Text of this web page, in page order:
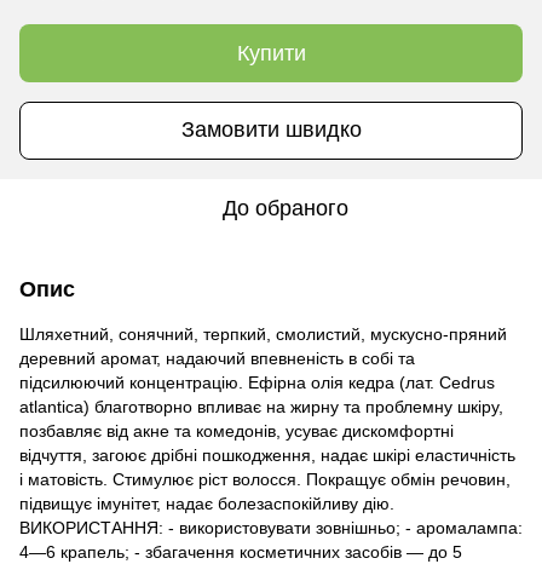
Купити
Замовити швидко
До обраного
Опис
Шляхетний, сонячний, терпкий, смолистий, мускусно-пряний
деревний аромат, надаючий впевненість в собі та
підсилюючий концентрацію. Ефірна олія кедра (лат. Cedrus
atlantica) благотворно впливає на жирну та проблемну шкіру,
позбавляє від акне та комедонів, усуває дискомфортні
відчуття, загоює дрібні пошкодження, надає шкірі еластичність
і матовість. Стимулює ріст волосся. Покращує обмін речовин,
підвищує імунітет, надає болезаспокійливу дію.
ВИКОРИСТАННЯ: - використовувати зовнішньо; - аромалампа:
4—6 крапель; - збагачення косметичних засобів — до 5